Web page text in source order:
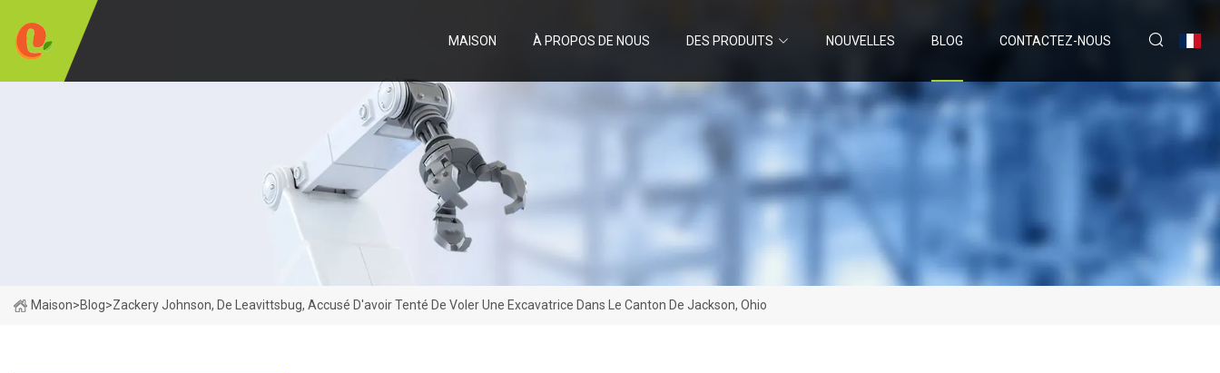
MAISON À PROPOS DE NOUS DES PRODUITS NOUVELLES BLOG CONTACTEZ-NOUS
Maison>Blog>Zackery Johnson, De Leavittsbug, Accusé D'avoir Tenté De Voler Une Excavatrice Dans Le Canton De Jackson, Ohio